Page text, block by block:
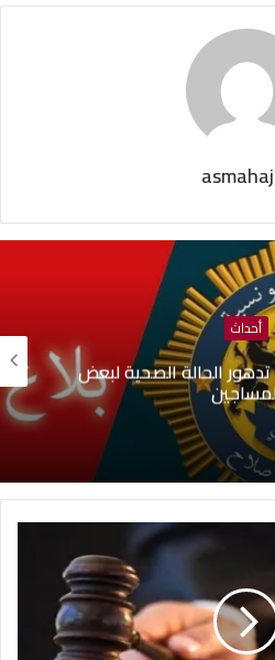
أحداث
الحالة الصحية لبعض